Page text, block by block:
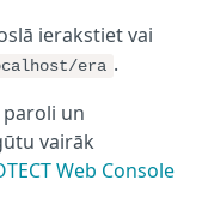
ierakstiet vai
era .
un
vairāk
Web Console